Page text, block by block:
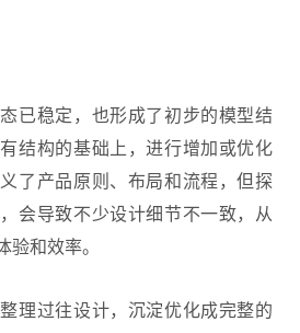
已稳定，也形成了初步的模型结
结构的基础上，进行增加或优化
了产品原则、布局和流程，但探
会导致不少设计细节不一致，从
和效率。
理过往设计，沉淀优化成完整的